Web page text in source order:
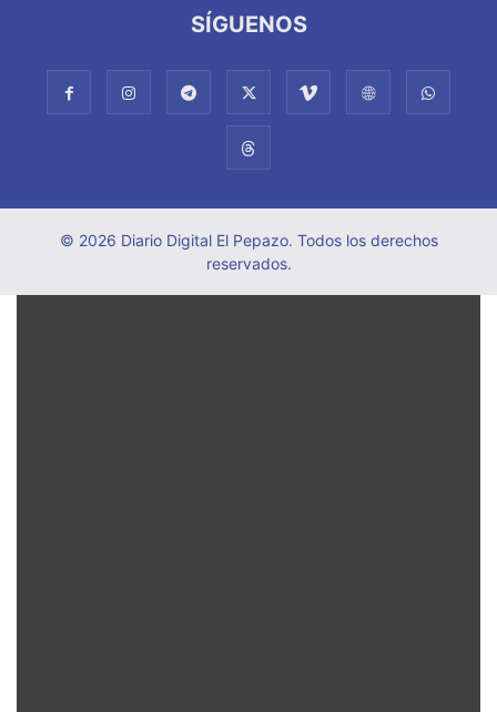
SÍGUENOS
© 2026 Diario Digital El Pepazo. Todos los derechos
reservados.